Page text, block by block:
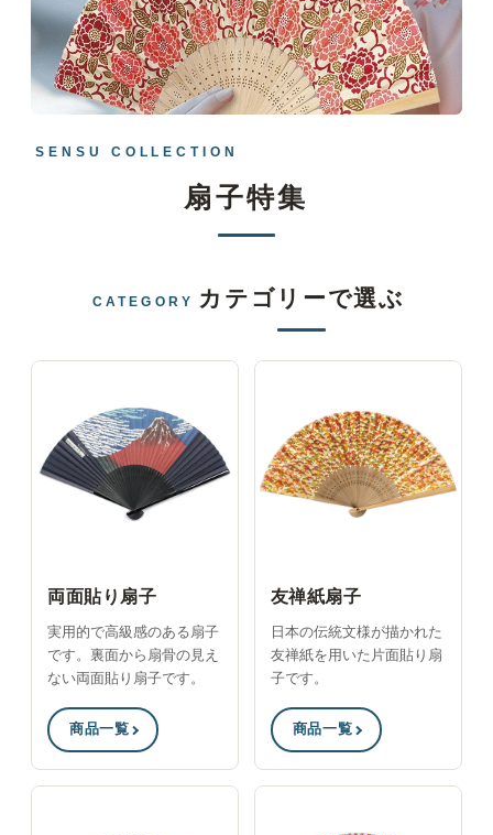
SENSU COLLECTION
扇子特集
CATEGORY カテゴリーで選ぶ
両面貼り扇子
実用的で高級感のある扇子
です。裏面から扇骨の見え
ない両面貼り扇子です。
商品一覧
友禅紙扇子
日本の伝統文様が描かれた
友禅紙を用いた片面貼り扇
子です。
商品一覧